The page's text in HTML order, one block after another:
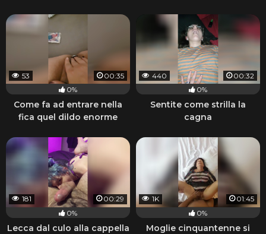
53
00:35
0%
Come fa ad entrare nella
fica quel dildo enorme
440
00:32
0%
Sentite come strilla la
cagna
181
00:29
0%
Lecca dal culo alla cappella
1K
01:45
0%
Moglie cinquantenne si